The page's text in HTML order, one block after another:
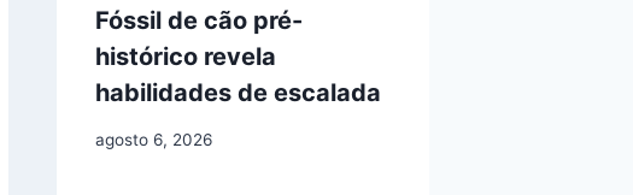
Fóssil de cão pré-
histórico revela
habilidades de escalada
agosto 6, 2026